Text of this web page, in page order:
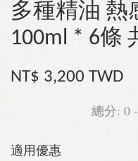
多種精油 熱
100ml * 6條
NT$ 3,200 TWD
總分: 0 -
適用優惠